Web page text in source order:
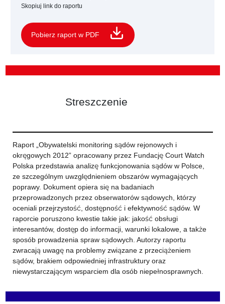
Skopiuj link do raportu
Pobierz raport w PDF
Streszczenie
Raport „Obywatelski monitoring sądów rejonowych i
okręgowych 2012” opracowany przez Fundację Court Watch
Polska przedstawia analizę funkcjonowania sądów w Polsce,
ze szczególnym uwzględnieniem obszarów wymagających
poprawy. Dokument opiera się na badaniach
przeprowadzonych przez obserwatorów sądowych, którzy
oceniali przejrzystość, dostępność i efektywność sądów. W
raporcie poruszono kwestie takie jak: jakość obsługi
interesantów, dostęp do informacji, warunki lokalowe, a także
sposób prowadzenia spraw sądowych. Autorzy raportu
zwracają uwagę na problemy związane z przeciążeniem
sądów, brakiem odpowiedniej infrastruktury oraz
niewystarczającym wsparciem dla osób niepełnosprawnych.